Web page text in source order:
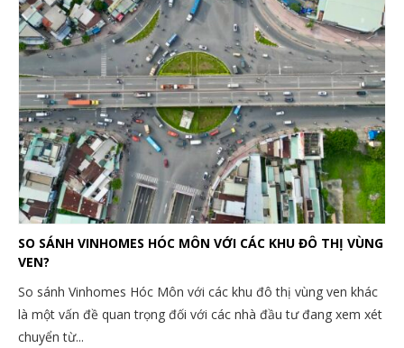
SO SÁNH VINHOMES HÓC MÔN VỚI CÁC KHU ĐÔ THỊ VÙNG
VEN?
So sánh Vinhomes Hóc Môn với các khu đô thị vùng ven khác
là một vấn đề quan trọng đối với các nhà đầu tư đang xem xét
chuyển từ...